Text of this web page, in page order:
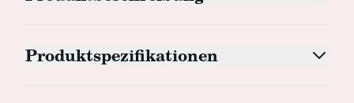
Produktspezifikationen